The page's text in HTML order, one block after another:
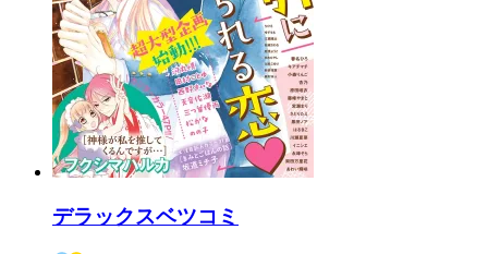
デラックスベツコミ